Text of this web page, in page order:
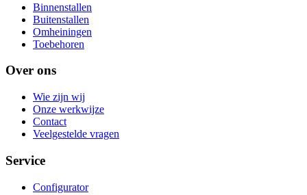
Binnenstallen
Buitenstallen
Omheiningen
Toebehoren
Over ons
Wie zijn wij
Onze werkwijze
Contact
Veelgestelde vragen
Service
Configurator